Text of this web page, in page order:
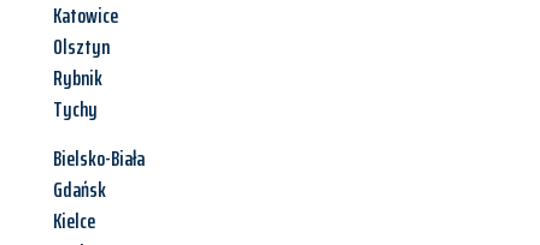
Katowice
Olsztyn
Rybnik
Tychy
Bielsko-Biała
Gdańsk
Kielce